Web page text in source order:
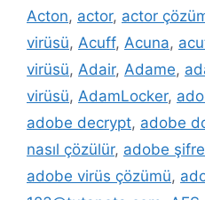
Acton, actor, actor
virüsü, Acuff, Acuna,
virüsü, Adair, Adame,
virüsü, AdamLocker,
adobe decrypt, adobe
nasıl çözülür, adobe
adobe virüs çözümü,